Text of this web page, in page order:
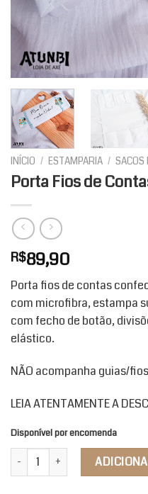
INÍCIO / ESTAMPARIA / SACOS
Porta Fios de
R$89,90
Porta fios de contas
com microfibra, estampa
com fecho de botão,
elástico.
NÃO acompanha guias/
LEIA ATENTAMENTE A
Disponível por encomenda
Porta Fios de Contas Meu Ori